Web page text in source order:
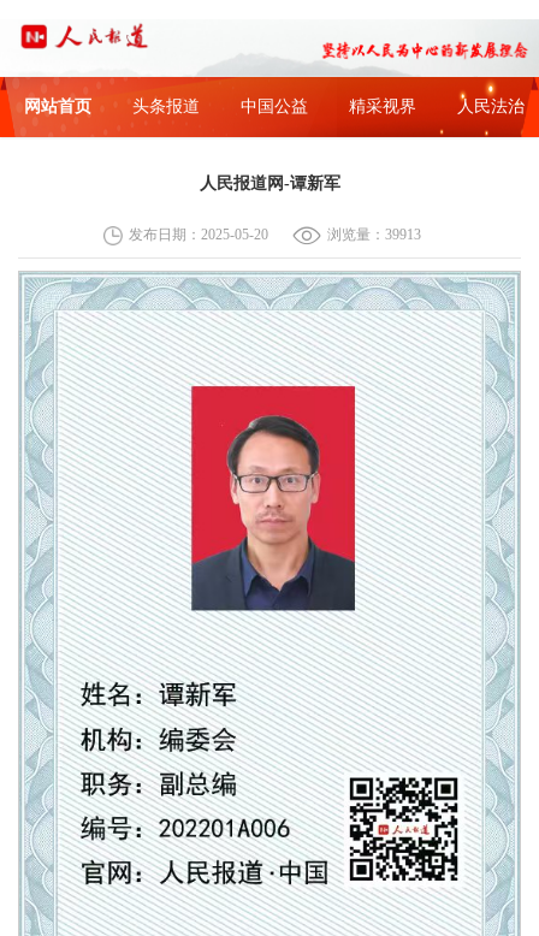
网站首页 头条报道 中国公益 精采视界 人民法治
人民报道网-谭新军
发布日期：2025-05-20 浏览量：39913